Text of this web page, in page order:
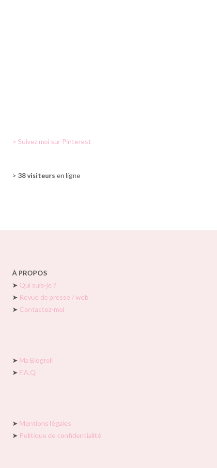
> Suivez moi sur Pinterest
> 38 visiteurs en ligne
À PROPOS
➤ Qui suis-je ?
➤ Revue de presse / web
➤ Contactez-moi
➤ Ma Blogroll
➤ F.A.Q
➤ Mentions légales
➤ Politique de confidentialité